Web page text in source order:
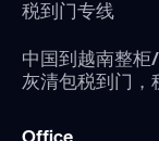
税到门专线
中国到越南整
灰清包税到门，
Office